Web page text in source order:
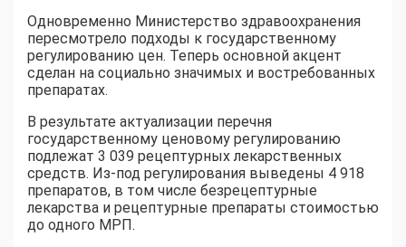
Одновременно Министерство здравоохранения
пересмотрело подходы к государственному
регулированию цен. Теперь основной акцент
сделан на социально значимых и востребованных
препаратах.
В результате актуализации перечня
государственному ценовому регулированию
подлежат 3 039 рецептурных лекарственных
средств. Из-под регулирования выведены 4 918
препаратов, в том числе безрецептурные
лекарства и рецептурные препараты стоимостью
до одного МРП.